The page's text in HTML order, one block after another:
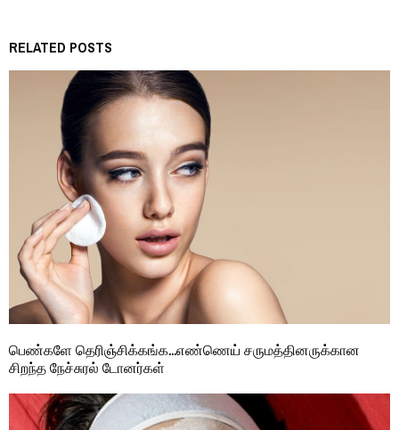
RELATED POSTS
பெண்களே தெரிஞ்சிக்கங்க…எண்ணெய் சருமத்தினருக்கான
சிறந்த நேச்சுரல் டோனர்கள்